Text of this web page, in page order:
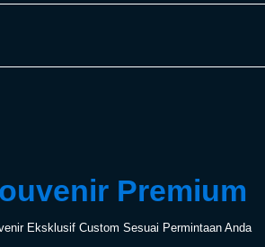
Premium
Eksklusif Custom Sesuai Permintaan Anda